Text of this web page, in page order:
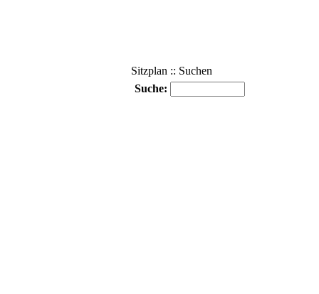
Sitzplan :: Suchen
Suche: